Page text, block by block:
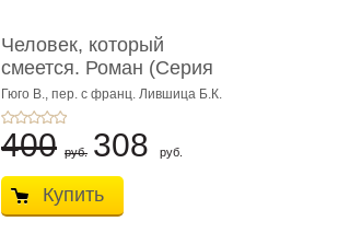
Человек, который
смеется. Роман (Серия
«Роман с ...
Гюго В., пер. с франц. Лившица Б.К.
400 руб. 308 руб.
Купить